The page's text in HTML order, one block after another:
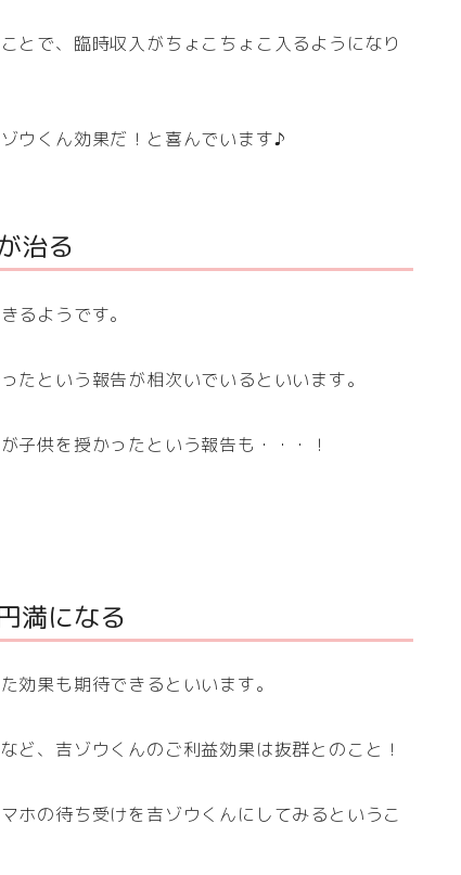
とで、臨時収入がちょこちょこ入るようになり
ウくん効果だ！と喜んでいます♪
治る
るようです。
たという報告が相次いでいるといいます。
子供を授かったという報告も・・・！
満になる
効果も期待できるといいます。
ど、吉ゾウくんのご利益効果は抜群とのこと！
ホの待ち受けを吉ゾウくんにしてみるというこ